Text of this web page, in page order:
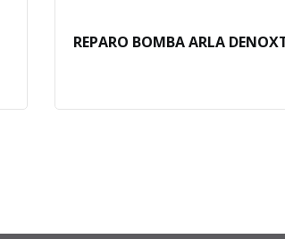
REPARO BOMBA ARLA